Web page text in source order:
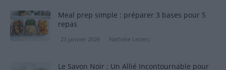
Meal prep simple : préparer 3 bases pour 5
repas
23 janvier 2026 Nathalie Leclerc
Le Savon Noir : Un Allié Incontournable pour